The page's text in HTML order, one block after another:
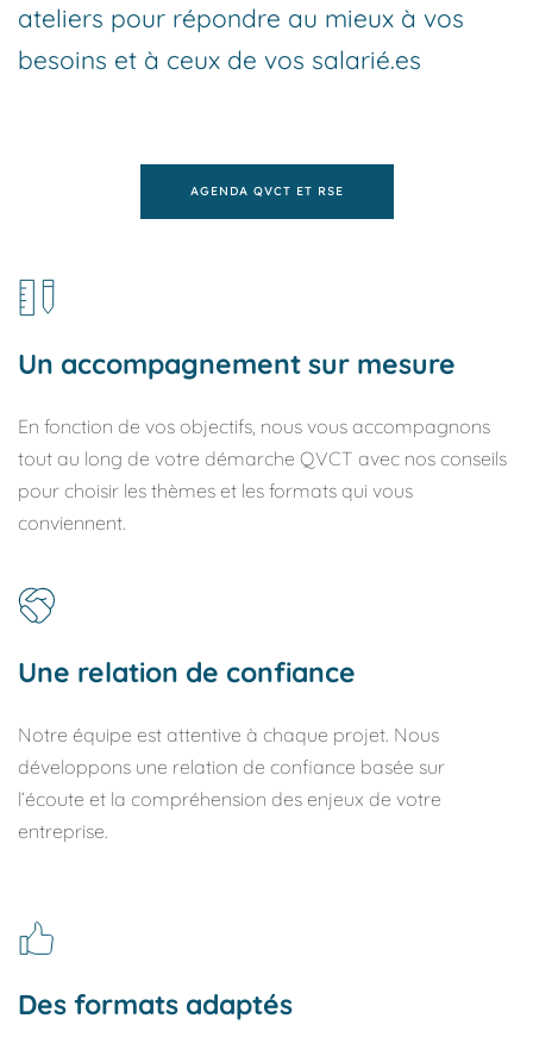
ateliers pour répondre au mieux à vos
besoins et à ceux de vos salarié.es
AGENDA QVCT ET RSE
Un accompagnement sur mesure
En fonction de vos objectifs, nous vous accompagnons
tout au long de votre démarche QVCT avec nos conseils
pour choisir les thèmes et les formats qui vous
conviennent.
Une relation de confiance
Notre équipe est attentive à chaque projet. Nous
développons une relation de confiance basée sur
l’écoute et la compréhension des enjeux de votre
entreprise.
Des formats adaptés